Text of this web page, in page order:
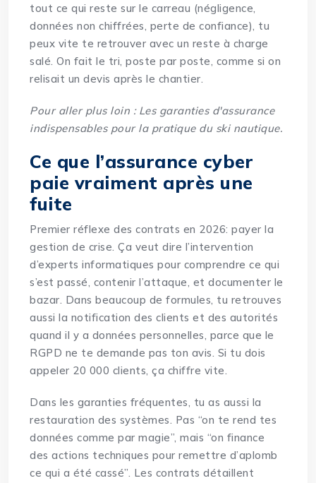
tout ce qui reste sur le carreau (négligence,
données non chiffrées, perte de confiance), tu
peux vite te retrouver avec un reste à charge
salé. On fait le tri, poste par poste, comme si on
relisait un devis après le chantier.
Pour aller plus loin : Les garanties d'assurance
indispensables pour la pratique du ski nautique.
Ce que l’assurance cyber
paie vraiment après une
fuite
Premier réflexe des contrats en 2026: payer la
gestion de crise. Ça veut dire l’intervention
d’experts informatiques pour comprendre ce qui
s’est passé, contenir l’attaque, et documenter le
bazar. Dans beaucoup de formules, tu retrouves
aussi la notification des clients et des autorités
quand il y a données personnelles, parce que le
RGPD ne te demande pas ton avis. Si tu dois
appeler 20 000 clients, ça chiffre vite.
Dans les garanties fréquentes, tu as aussi la
restauration des systèmes. Pas “on te rend tes
données comme par magie”, mais “on finance
des actions techniques pour remettre d’aplomb
ce qui a été cassé”. Les contrats détaillent